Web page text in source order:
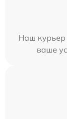
Наш курьер
ваше